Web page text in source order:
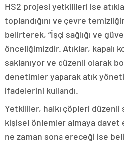
HS2 projesi yetkilileri ise
toplandığını ve çevre
belirterek, “İşçi sağlığı ve
önceliğimizdir. Atıklar, kapalı
saklanıyor ve düzenli olarak
denetimler yaparak atık
ifadelerini kullandı.
Yetkililer, halkı çöpleri düzenli
kişisel önlemler almaya davet
ne zaman sona ereceği ise